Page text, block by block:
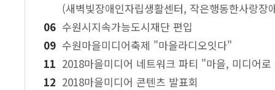
(새벽빛장애인자립생활센터, 작은행동한사랑장
수원시지속가능도시재단 편입
수원마을미디어축제 "마을라디오잇다"
2018마을미디어 네트워크 파티 "마을, 미디어
2018마을미디어 콘텐츠 발표회